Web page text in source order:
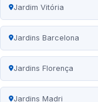
Jardim Vitória
Jardins Barcelona
Jardins Florença
Jardins Madri